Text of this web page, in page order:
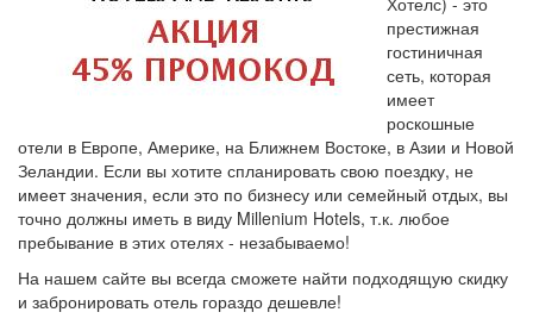
престижная
гостиничная
сеть, которая
имеет
роскошные
отели в Европе, Америке, на Ближнем Востоке, в Азии и Новой
Зеландии. Если вы хотите спланировать свою поездку, не
имеет значения, если это по бизнесу или семейный отдых, вы
точно должны иметь в виду Millenium Hotels, т.к. любое
пребывание в этих отелях - незабываемо!
На нашем сайте вы всегда сможете найти подходящую скидку
и забронировать отель гораздо дешевле!